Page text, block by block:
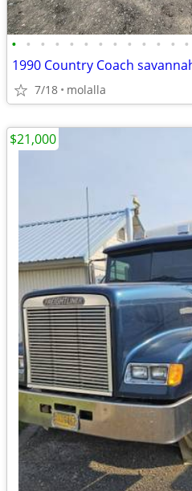
• • • • • • • • • • • • •
7/18 molalla
$21,000